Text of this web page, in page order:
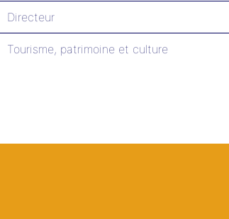
Directeur
Tourisme, patrimoine et culture